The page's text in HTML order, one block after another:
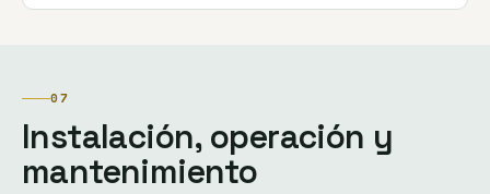
07
Instalación, operación y
mantenimiento